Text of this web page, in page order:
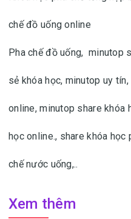
chế đồ uống online
Pha chế đồ uống, minutop
sẻ khóa học, minutop uy
online, minutop share khóa
học online., share khóa học
chế nước uống,..
Xem thêm